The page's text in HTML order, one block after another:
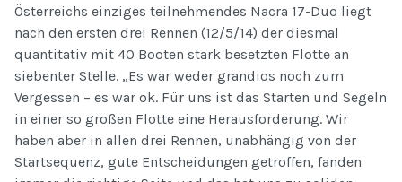
Österreichs einziges teilnehmendes Nacra 17-Duo liegt
nach den ersten drei Rennen (12/5/14) der diesmal
quantitativ mit 40 Booten stark besetzten Flotte an
siebenter Stelle. „Es war weder grandios noch zum
Vergessen – es war ok. Für uns ist das Starten und Segeln
in einer so großen Flotte eine Herausforderung. Wir
haben aber in allen drei Rennen, unabhängig von der
Startsequenz, gute Entscheidungen getroffen, fanden